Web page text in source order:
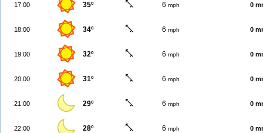
17:00 35º 6 mph 0
18:00 34º 6 mph 0
19:00 32º 6 mph 0
20:00 31º 6 mph 0
21:00 29º 6 mph 0
22:00 28º 6 mph 0